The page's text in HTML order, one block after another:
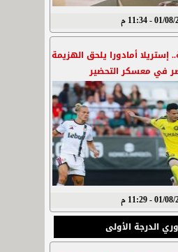
- 11:34 م
إستريلا أمادورا يلحق الهزيمة
في معسكر التحضير
- 11:29 م
الدرجة الأولى